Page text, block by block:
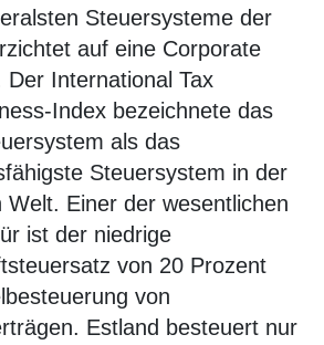
Steuersysteme der
auf eine Corporate
Der International Tax
Index bezeichnete das
als das
Steuersystem in der
Welt. Einer der wesentlichen
ist der niedrige
von 20 Prozent
von
Estland besteuert nur